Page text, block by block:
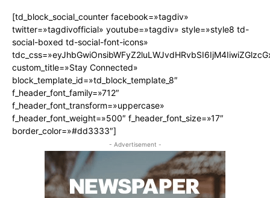
[td_block_social_counter facebook=»tagdiv»
twitter=»tagdivofficial» youtube=»tagdiv» style=»style8 td-
social-boxed td-social-font-icons»
custom_title=»Stay Connected»
block_template_id=»td_block_template_8″
f_header_font_family=»712″
f_header_font_transform=»uppercase»
f_header_font_weight=»500″ f_header_font_size=»17″
border_color=»#dd3333″]
- Advertisement -